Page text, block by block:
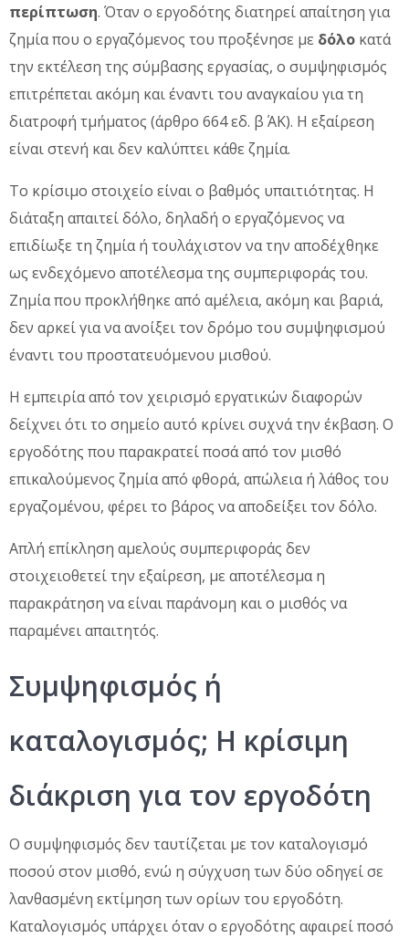
περίπτωση. Όταν ο εργοδότης διατηρεί απαίτηση για
ζημία που ο εργαζόμενος του προξένησε με δόλο κατά
την εκτέλεση της σύμβασης εργασίας, ο συμψηφισμός
επιτρέπεται ακόμη και έναντι του αναγκαίου για τη
διατροφή τμήματος (άρθρο 664 εδ. β΄ ΑΚ). Η εξαίρεση
είναι στενή και δεν καλύπτει κάθε ζημία.
Το κρίσιμο στοιχείο είναι ο βαθμός υπαιτιότητας. Η
διάταξη απαιτεί δόλο, δηλαδή ο εργαζόμενος να
επιδίωξε τη ζημία ή τουλάχιστον να την αποδέχθηκε
ως ενδεχόμενο αποτέλεσμα της συμπεριφοράς του.
Ζημία που προκλήθηκε από αμέλεια, ακόμη και βαριά,
δεν αρκεί για να ανοίξει τον δρόμο του συμψηφισμού
έναντι του προστατευόμενου μισθού.
Η εμπειρία από τον χειρισμό εργατικών διαφορών
δείχνει ότι το σημείο αυτό κρίνει συχνά την έκβαση. Ο
εργοδότης που παρακρατεί ποσά από τον μισθό
επικαλούμενος ζημία από φθορά, απώλεια ή λάθος του
εργαζομένου, φέρει το βάρος να αποδείξει τον δόλο.
Απλή επίκληση αμελούς συμπεριφοράς δεν
στοιχειοθετεί την εξαίρεση, με αποτέλεσμα η
παρακράτηση να είναι παράνομη και ο μισθός να
παραμένει απαιτητός.
Συμψηφισμός ή
καταλογισμός; Η κρίσιμη
διάκριση για τον εργοδότη
Ο συμψηφισμός δεν ταυτίζεται με τον καταλογισμό
ποσού στον μισθό, ενώ η σύγχυση των δύο οδηγεί σε
λανθασμένη εκτίμηση των ορίων του εργοδότη.
Καταλογισμός υπάρχει όταν ο εργοδότης αφαιρεί ποσό